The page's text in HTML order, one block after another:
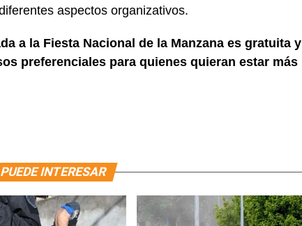
aspectos organizativos.
a la Fiesta Nacional de la Manzana es gratuita y
preferenciales para quienes quieran estar más
INTERESAR